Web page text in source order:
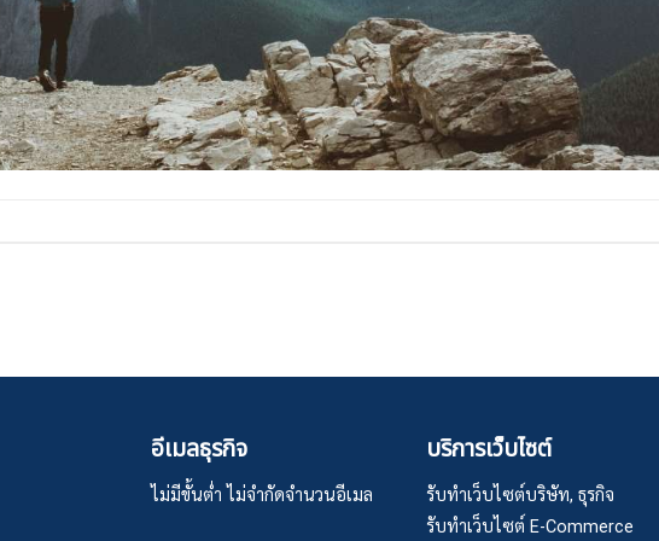
อีเมลธุรกิจ
ไม่มีขั้นต่ำ ไม่จำกัดจำนวนอีเมล
บริการเว็บไซต์
รับทำเว็บไซต์บริษัท, ธุรกิจ
รับทำเว็บไซต์ E-Commerce